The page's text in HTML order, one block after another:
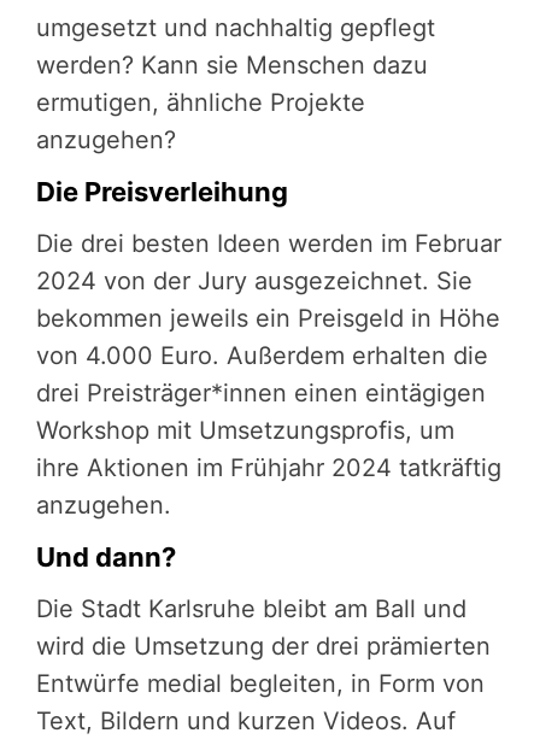
umgesetzt und nachhaltig gepflegt
werden? Kann sie Menschen dazu
ermutigen, ähnliche Projekte
anzugehen?
Die Preisverleihung
Die drei besten Ideen werden im Februar
2024 von der Jury ausgezeichnet. Sie
bekommen jeweils ein Preisgeld in Höhe
von 4.000 Euro. Außerdem erhalten die
drei Preisträger*innen einen eintägigen
Workshop mit Umsetzungsprofis, um
ihre Aktionen im Frühjahr 2024 tatkräftig
anzugehen.
Und dann?
Die Stadt Karlsruhe bleibt am Ball und
wird die Umsetzung der drei prämierten
Entwürfe medial begleiten, in Form von
Text, Bildern und kurzen Videos. Auf